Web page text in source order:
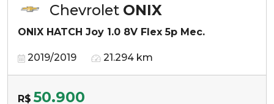
Chevrolet ONIX
ONIX HATCH Joy 1.0 8V Flex 5p Mec.
2019/2019 21.294 km
R$ 50.900